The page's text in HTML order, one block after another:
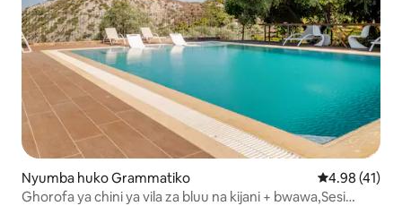
Nyumba huko Grammatiko Ukadiriaji wa
4.98 (41)
Ghorofa ya chini ya vila za bluu na kijani + bwawa,Sesi